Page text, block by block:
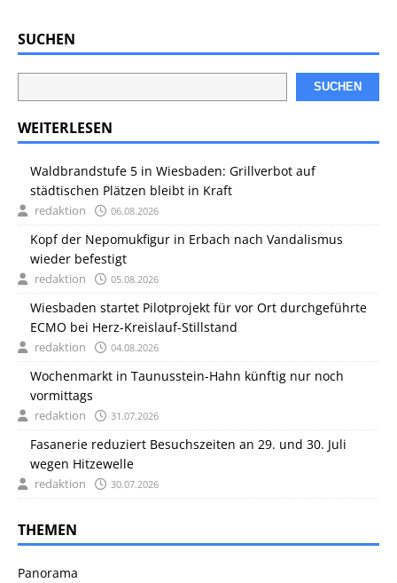
SUCHEN
SUCHEN
WEITERLESEN
Waldbrandstufe 5 in Wiesbaden: Grillverbot auf
städtischen Plätzen bleibt in Kraft
redaktion 06.08.2026
Kopf der Nepomukfigur in Erbach nach Vandalismus
wieder befestigt
redaktion 05.08.2026
Wiesbaden startet Pilotprojekt für vor Ort durchgeführte
ECMO bei Herz-Kreislauf-Stillstand
redaktion 04.08.2026
Wochenmarkt in Taunusstein-Hahn künftig nur noch
vormittags
redaktion 31.07.2026
Fasanerie reduziert Besuchszeiten an 29. und 30. Juli
wegen Hitzewelle
redaktion 30.07.2026
THEMEN
Panorama